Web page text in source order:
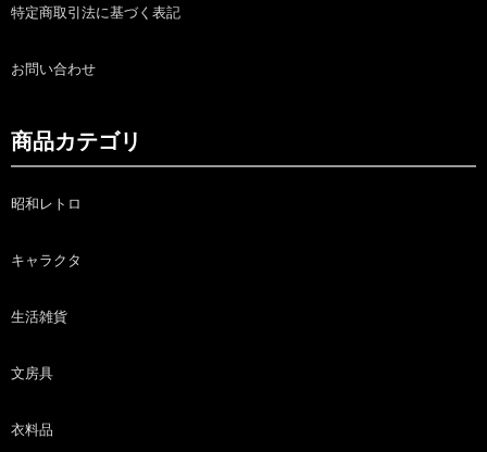
特定商取引法に基づく表記
お問い合わせ
商品カテゴリ
昭和レトロ
キャラクタ
生活雑貨
文房具
衣料品